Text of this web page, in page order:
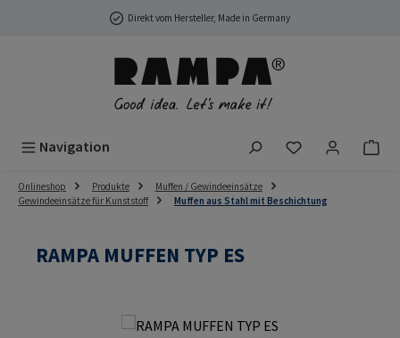
Zum Hauptinhalt springenDirekt vom Hersteller, Made in Germany
Navigation Du hast 0
Onlineshop Produkte
Muffen / Gewindeeinsätze
Gewindeeinsätze für Kunststoff
Muffen aus Stahl mit Beschichtung
RAMPA MUFFEN TYP ES
Bildergalerie überspringen